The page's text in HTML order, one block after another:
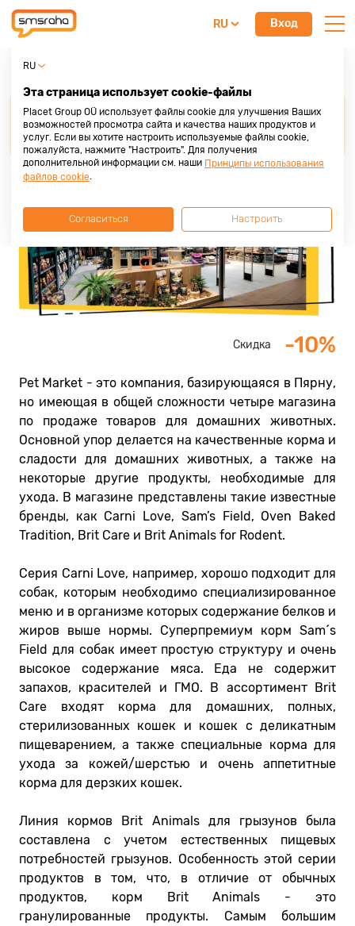
RU Вход
PetMarket
Для получения скидки от наших партнеров,
просимпредоставить кредитную карту Placet
Groupдо осуществления покупки или услуги.
Скидка -10%
Pet Market - это компания, базирующаяся в Пярну,
но имеющая в общей сложности четыре магазина
по продаже товаров для домашних животных.
Основной упор делается на качественные корма и
сладости для домашних животных, а также на
некоторые другие продукты, необходимые для
ухода. В магазине представлены такие известные
бренды, как Carni Love, Sam’s Field, Oven Baked
Tradition, Brit Care и Brit Animals for Rodent.
Серия Carni Love, например, хорошо подходит для
собак, которым необходимо специализированное
меню и в организме которых содержание белков и
жиров выше нормы. Суперпремиум корм Sam´s
Field для собак имеет простую структуру и очень
высокое содержание мяса. Еда не содержит
запахов, красителей и ГМО. В ассортимент Brit
Care входят корма для домашних, полных,
стерилизованных кошек и кошек с деликатным
пищеварением, а также специальные корма для
ухода за кожей/шерстью и очень аппетитные
корма для дерзких кошек.
Линия кормов Brit Animals для грызунов была
составлена ​​с учетом естественных пищевых
потребностей грызунов. Особенность этой серии
продуктов в том, что, в отличие от обычных
продуктов, корм Brit Animals - это
гранулированные продукты. Самым большим
RU
Эта страница использует cookie-файлы
Placet Group OÜ использует файлы cookie для улучшения Ваших
возможностей просмотра сайта и качества наших продуктов и
услуг. Если вы хотите настроить используемые файлы cookie,
пожалуйста, нажмите "Настроить". Для получения
дополнительной информации см. наши Принципы использования
файлов cookie
Согласиться Настроить